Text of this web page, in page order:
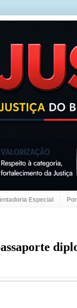
Especial